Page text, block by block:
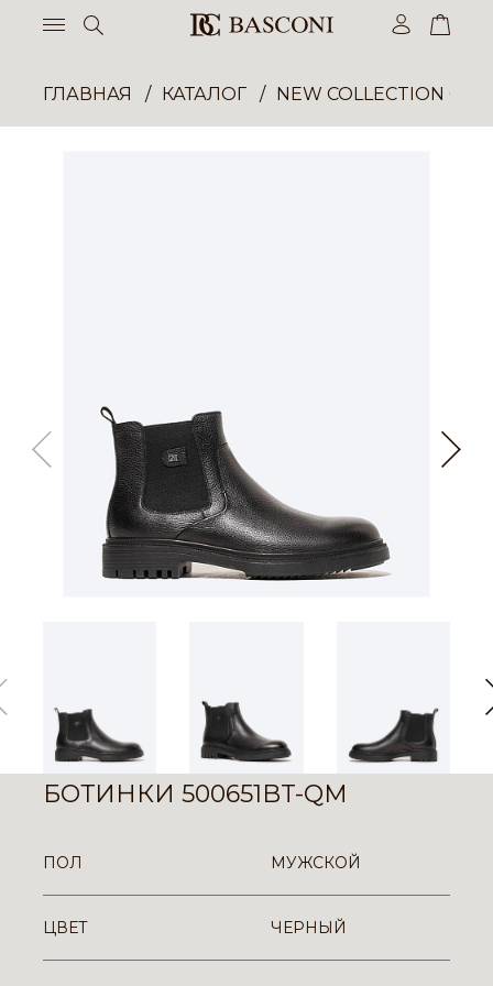
ГЛАВНАЯ КАТАЛОГ NEW COLLECTION
БОТИНКИ 500651BT-QM
ПОЛ МУЖСКОЙ
ЦВЕТ ЧЕРНЫЙ